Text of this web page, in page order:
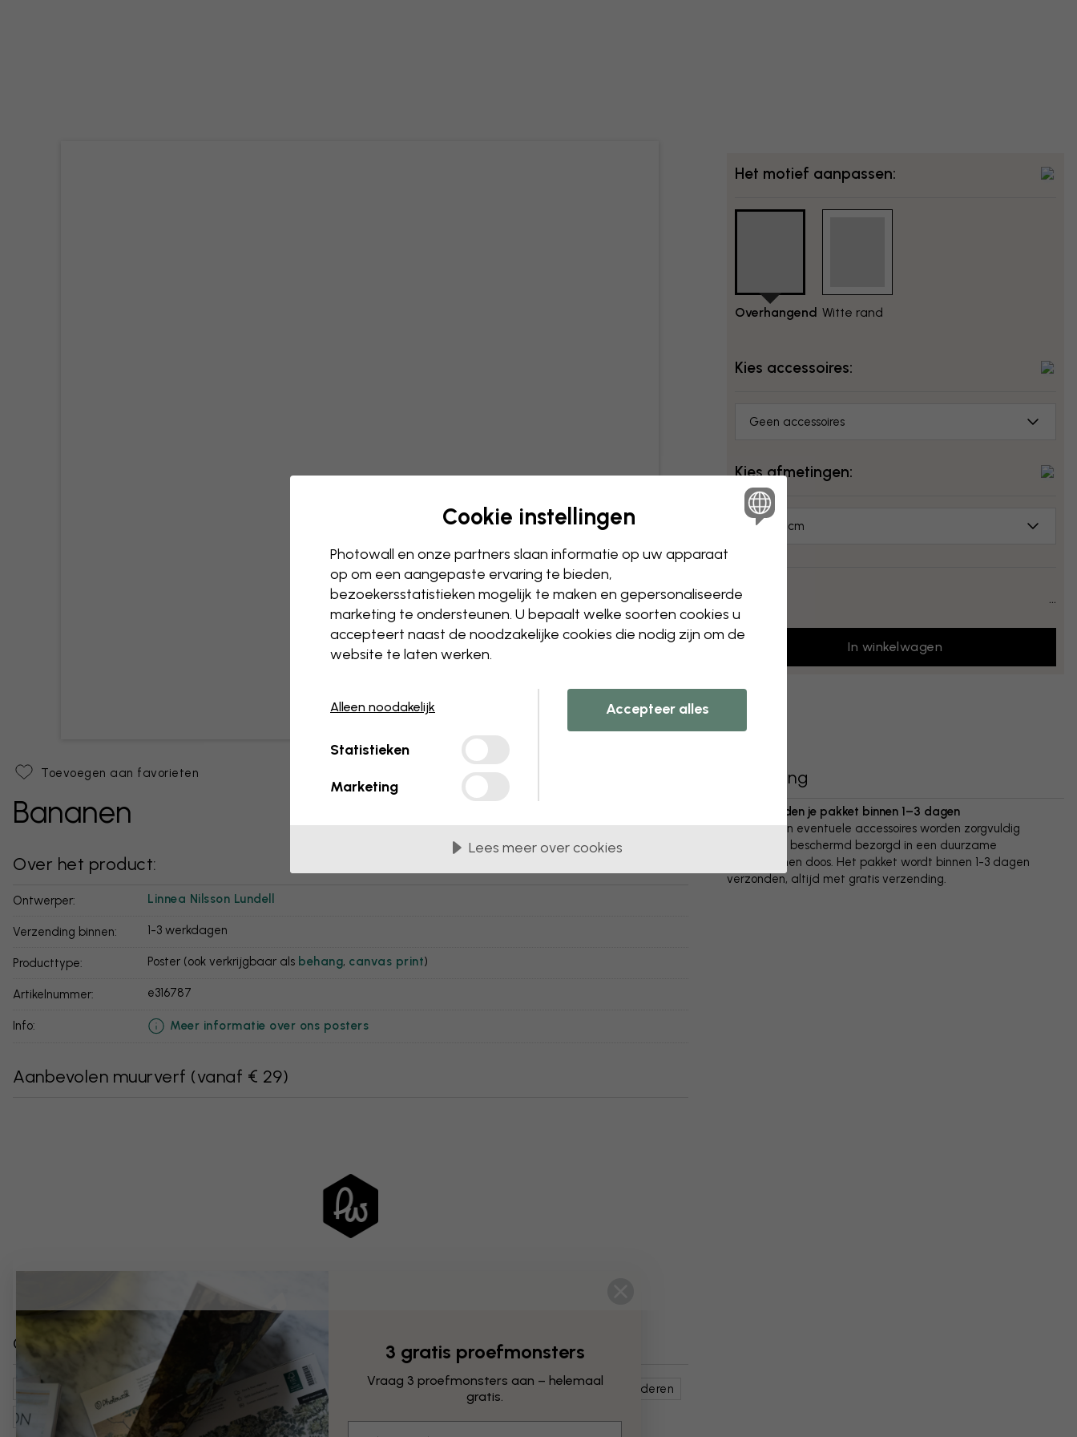
Het motief aanpassen:
Overhangend Witte rand
Kies accessoires:
Geen accessoires
Kies afmetingen:
50x50 cm
Prijs: ...
In winkelwagen
Toevoegen aan favorieten
Bananen
Over het product:
Ontwerper: Linnea Nilsson Lundell
Verzending binnen: 1-3 werkdagen
Producttype: Poster (ook verkrijgbaar als behang, canvas print)
Artikelnummer: e316787
info: Meer informatie over ons posters
Aanbevolen muurverf (vanaf € 29)
Gerelateerde categorieën
Kinderkamer Kaarten, Vlaggen & Plaatsen Gebouwtypen & -kenmerken Bars & Restaurants
Kinderen
Kunst Voor Kids
Bezorging
We verzenden je pakket binnen 1–3 dagen
Je poster en eventuele accessoires worden zorgvuldig
verpakt en beschermd bezorgd in een duurzame
golfkartonnen doos. Het pakket wordt binnen 1-3 dagen
verzonden, altijd met gratis verzending.
3 gratis proefmonsters
Vraag 3 proefmonsters aan – helemaal
gratis.
Cookie instellingen
Photowall en onze partners slaan informatie op uw apparaat
op om een aangepaste ervaring te bieden,
bezoekersstatistieken mogelijk te maken en gepersonaliseerde
marketing te ondersteunen. U bepaalt welke soorten cookies u
accepteert naast de noodzakelijke cookies die nodig zijn om de
website te laten werken.
Alleen noodakelijk
Statistieken
Marketing
Accepteer alles
Lees meer over cookies